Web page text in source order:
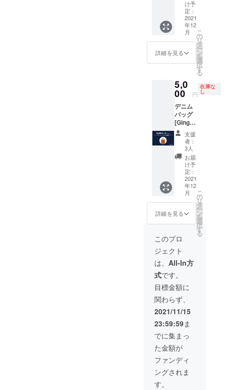
入くだ
さい。
（※ニッ
クネー
ム可）
入くだ
さい。
①トッ
プスの
サイズ
(S, M, L,
XL) ②
ボトム
M, L,
XL)
●LOVL
UEから
感謝の
メッ
セージ
付きの
ポスト
カード
●LOVL
UEオ
フィ
シャル
サイト
に支援
してい
名前 ※
時、必
ず備考
欄にご
希望の
お名前
をご記
入くだ
さい。
クネー
ム可）
お届け
内容
は、
LOVLU
Eオリジ
ナルの
プロダ
クト
扱って
いる商
品の中
から抜
粋いた
しま
す。 備
考欄へ
ご希望
サイズ
をご記
入くだ
さい。
①トッ
プスの
サイズ
(S, M, L,
のサイ
M, L,
XL)
●LOVL
UEから
感謝の
メッ
セージ
付きの
カード
●LOVL
UEオ
フィ
シャル
サイト
に支援
け予
定：
2021
年12
月
詳細を見る
こ
の
リ
タ
ー
ン
を
選
択
す
る
5,0
00 円
在庫な
し
デニム
バッグ
[Ginger
] ✔︎ やわ
らかい
13ozデ
ニム素
材 ✔︎ ユ
ニセッ
クス ✔︎
A4サイ
ズ・
ノート
パソコ
ン収納
タオル
や着替
えなど
アウト
ドアに
も◯
【素
材】
100%
コット
ン 【サ
イズ】
口幅
38cm /
高さ
36cm
●LOVL
UEから
支援
者：
3人
お届
け予
定：
2021
年12
月
詳細を見る
こ
の
リ
タ
ー
ン
を
選
択
す
る
このプロ
ジェクト
は、 All-In方
式です。
目標金額に
関わらず、
2021/11/15
23:59:59ま
でに集まっ
た金額が
ファンディ
ングされま
す。